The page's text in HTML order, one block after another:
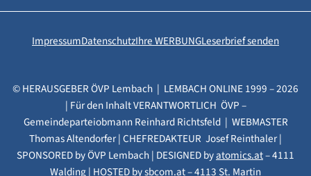
ImpressumDatenschutzIhre WERBUNGLeserbrief senden
© HERAUSGEBER ÖVP Lembach | LEMBACH ONLINE 1999 – 2026
| Für den Inhalt VERANTWORTLICH ÖVP –
Gemeindeparteiobmann Reinhard Richtsfeld | WEBMASTER
Thomas Altendorfer | CHEFREDAKTEUR Josef Reinthaler |
SPONSORED by ÖVP Lembach | DESIGNED byatomics.at– 4111
Walding | HOSTED bysbcom.at– 4113 St. Martin